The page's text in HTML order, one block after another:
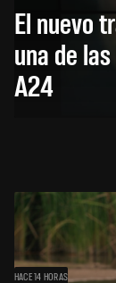
El nuevo
una de
A24
HACE 14 HORAS